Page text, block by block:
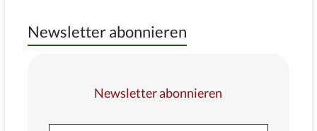
Newsletter abonnieren
Newsletter abonnieren